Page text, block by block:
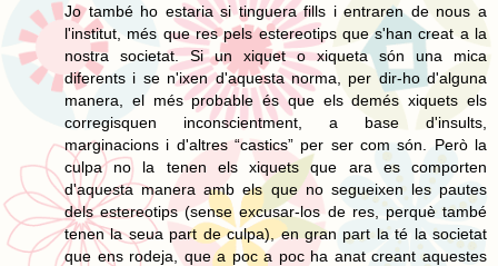
Jo també ho estaria si tinguera fills i entraren de nous a
l'institut, més que res pels estereotips que s'han creat a la
nostra societat. Si un xiquet o xiqueta són una mica
diferents i se n'ixen d'aquesta norma, per dir-ho d'alguna
manera, el més probable és que els demés xiquets els
corregisquen inconscientment, a base d'insults,
marginacions i d'altres “castics” per ser com són. Però la
culpa no la tenen els xiquets que ara es comporten
d'aquesta manera amb els que no segueixen les pautes
dels estereotips (sense excusar-los de res, perquè també
tenen la seua part de culpa), en gran part la té la societat
que ens rodeja, que a poc a poc ha anat creant aquestes